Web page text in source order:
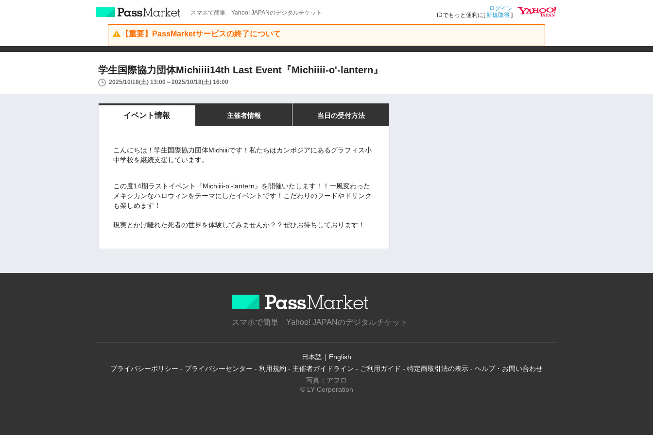
スマホで簡単 Yahoo! JAPANのデジタルチケット
ログイン
IDでもっと便利に[新規取得 ]
【重要】PassMarketサービスの終了について
学生国際協力団体Michiiii14th Last Event『Michiiii-o'-lantern』
2025/10/18(土) 13:00～2025/10/18(土) 16:00
イベント情報 主催者情報 当日の受付方法
こんにちは！学生国際協力団体Michiiiiです！私たちはカンボジアにあるグラフィス小
中学校を継続支援しています。
この度14期ラストイベント『Michiiii-o'-lantern』を開催いたします！！一風変わった
メキシカンなハロウィンをテーマにしたイベントです︎！こだわりのフードやドリンク
も楽しめます！
現実とかけ離れた死者の世界を体験してみませんか？？ぜひお待ちしております！
スマホで簡単 Yahoo! JAPANのデジタルチケット
日本語 ｜ English
プライバシーポリシー - プライバシーセンター - 利用規約 - 主催者ガイドライン - ご利用ガイド - 特定商取引法の表示 - ヘルプ・お問い合わせ
写真：アフロ
© LY Corporation